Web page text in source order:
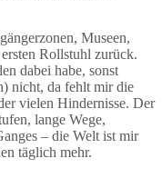
Museen,
Rollstuhl zurück.
dabei habe, sonst
nicht, da fehlt mir die
vielen Hindernisse. Der
lange Wege,
– die Welt ist mir
täglich mehr.